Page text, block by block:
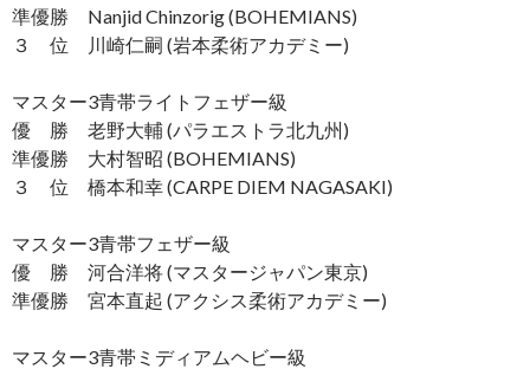
準優勝 Nanjid Chinzorig (BOHEMIANS)
３ 位 川崎仁嗣 (岩本柔術アカデミー)
マスター3青帯ライトフェザー級
優 勝 老野大輔 (パラエストラ北九州)
準優勝 大村智昭 (BOHEMIANS)
３ 位 橋本和幸 (CARPE DIEM NAGASAKI)
マスター3青帯フェザー級
優 勝 河合洋将 (マスタージャパン東京)
準優勝 宮本直起 (アクシス柔術アカデミー)
マスター3青帯ミディアムヘビー級